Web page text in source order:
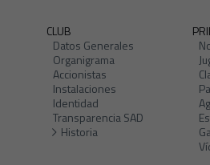
CLUB
Datos Generales
Organigrama
Accionistas
Instalaciones
Identidad
Transparencia SAD
Historia